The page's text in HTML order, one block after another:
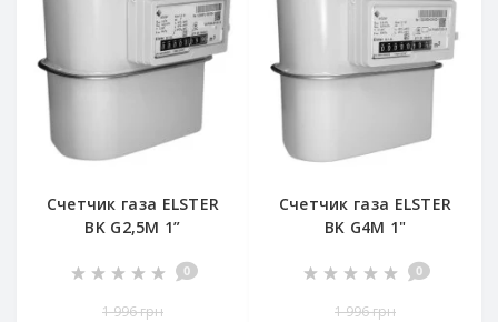
Счетчик газа ELSTER
BK G2,5M 1”
0
1 996 грн
Счетчик газа ELSTER
BK G4M 1"
0
1 996 грн